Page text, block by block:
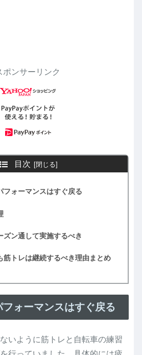
ポンサーリンク
目次
フォーマンスはすぐ戻る
ズン通して実施するべき
筋トレは継続するべき理由まとめ
ォーマンスはすぐ戻る
いように筋トレと自転車の練習